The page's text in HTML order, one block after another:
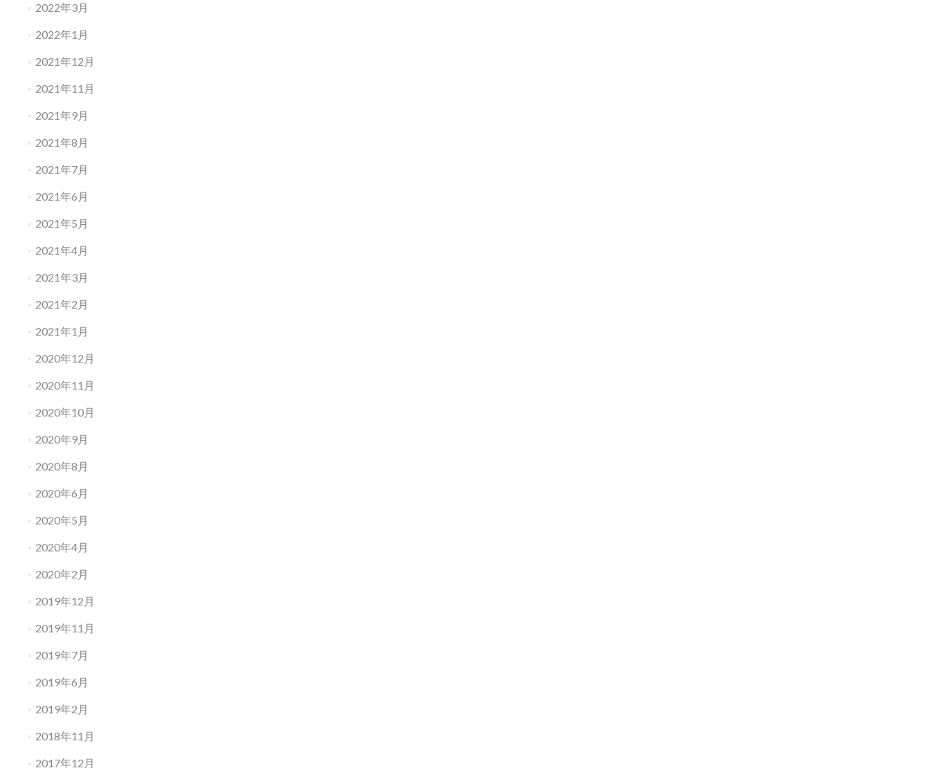
2022年3月
2022年1月
2021年12月
2021年11月
2021年9月
2021年8月
2021年7月
2021年6月
2021年5月
2021年4月
2021年3月
2021年2月
2021年1月
2020年12月
2020年11月
2020年10月
2020年9月
2020年8月
2020年6月
2020年5月
2020年4月
2020年2月
2019年12月
2019年11月
2019年7月
2019年6月
2019年2月
2018年11月
2017年12月